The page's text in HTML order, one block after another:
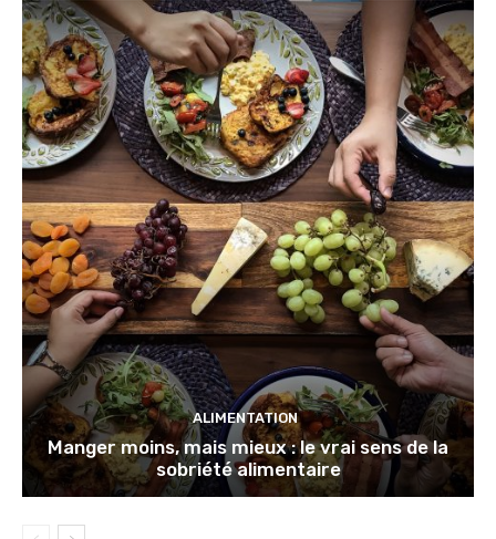
ALIMENTATION
Manger moins, mais mieux : le vrai sens de la
sobriété alimentaire